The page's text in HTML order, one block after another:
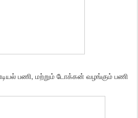
பணி, மற்றும் டோக்கன் வழங்கும் பணி